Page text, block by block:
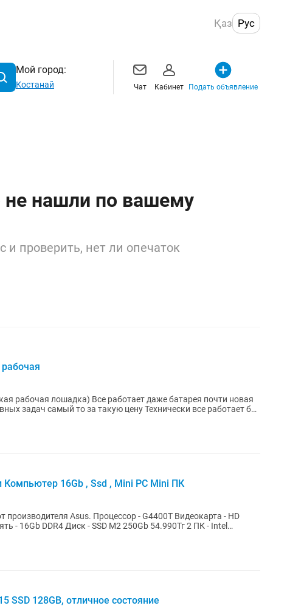
Қаз Рус
Мой город:
Костанай Чат Кабинет Подать объявление
нашли по вашему
и проверить, нет ли опечаток
работает даже батарея почти новая
то за такую цену Технически все работает без
16Gb , Ssd , Mini PC Mini ПК
- G4400T Видеокарта - HD
DDR4 Диск - SSD M2 250Gb 54.990Тг 2 ПК - Intel
SSD 128GB, отличное состояние